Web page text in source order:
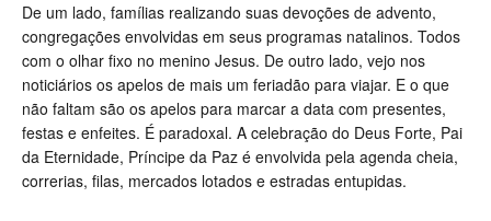
De um lado, famílias realizando suas devoções de advento,
congregações envolvidas em seus programas natalinos. Todos
com o olhar fixo no menino Jesus. De outro lado, vejo nos
noticiários os apelos de mais um feriadão para viajar. E o que
não faltam são os apelos para marcar a data com presentes,
festas e enfeites. É paradoxal. A celebração do Deus Forte, Pai
da Eternidade, Príncipe da Paz é envolvida pela agenda cheia,
correrias, filas, mercados lotados e estradas entupidas.